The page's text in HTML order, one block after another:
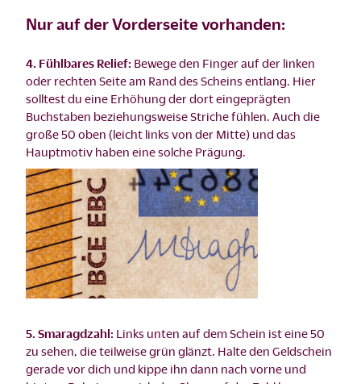
Nur auf der Vorderseite vorhanden:
4. Fühlbares Relief: Bewege den Finger auf der linken
oder rechten Seite am Rand des Scheins entlang. Hier
solltest du eine Erhöhung der dort eingeprägten
Buchstaben beziehungsweise Striche fühlen. Auch die
große 50 oben (leicht links von der Mitte) und das
Hauptmotiv haben eine solche Prägung.
5. Smaragdzahl: Links unten auf dem Schein ist eine 50
zu sehen, die teilweise grün glänzt. Halte den Geldschein
gerade vor dich und kippe ihn dann nach vorne und